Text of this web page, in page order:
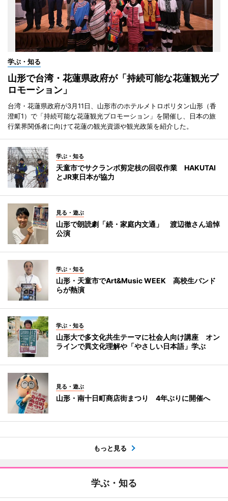
学ぶ・知る
山形で台湾・花蓮県政府が「持続可能な花蓮観光プ
ロモーション」
台湾・花蓮県政府が3月11日、山形市のホテルメトロポリタン山形（香
澄町1）で「持続可能な花蓮観光プロモーション」を開催し、日本の旅
行業界関係者に向けて花蓮の観光資源や観光政策を紹介した。
学ぶ・知る
天童市でサクランボ剪定枝の回収作業 HAKUTAI
とJR東日本が協力
見る・遊ぶ
山形で朗読劇「続・家庭内文通」 渡辺徹さん追悼
公演
学ぶ・知る
山形・天童市でArt&Music WEEK 高校生バンド
らが熱演
学ぶ・知る
山形大で多文化共生テーマに社会人向け講座 オン
ラインで異文化理解や「やさしい日本語」学ぶ
見る・遊ぶ
山形・南十日町商店街まつり 4年ぶりに開催へ
もっと見る
学ぶ・知る